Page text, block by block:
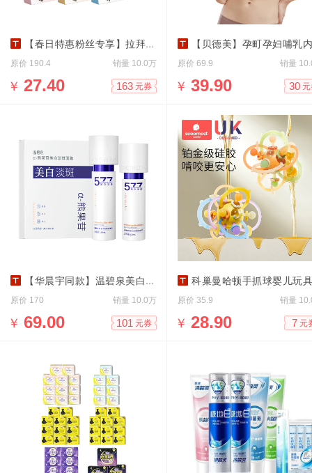
【春日特惠粉丝专享】拉拜诗精选半年抛任选
原价 190.4 销量 10.0万
￥ 27.40 163 元券
【贝德美】孕町孕妇哺乳
原价 69.9 销量
￥ 39.90 30
【华晨宇同款】温碧泉美白淡斑水乳
原价 170 销量 10.0万
￥ 69.00 101 元券
科巢曼哈顿手抓球婴儿玩具硅胶可咬牙胶宝宝
原价 35.9 销量
￥ 28.90 7 元